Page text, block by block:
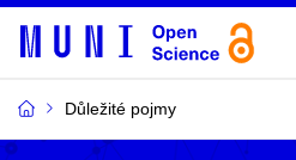
Důležité pojmy